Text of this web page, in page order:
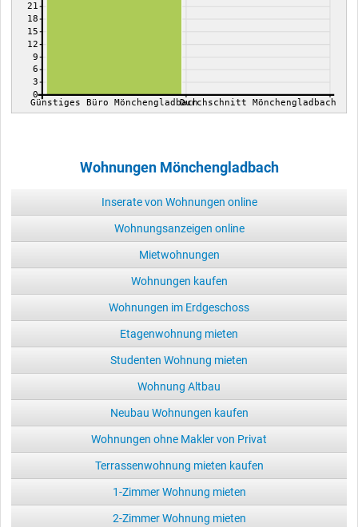
0
3
6
9
12
15
18
21
Günstiges Büro MönchengladbachDurchschnitt Mönchengladbach
Wohnungen Mönchengladbach
Inserate von Wohnungen online
Wohnungsanzeigen online
Mietwohnungen
Wohnungen kaufen
Wohnungen im Erdgeschoss
Etagenwohnung mieten
Studenten Wohnung mieten
Wohnung Altbau
Neubau Wohnungen kaufen
Wohnungen ohne Makler von Privat
Terrassenwohnung mieten kaufen
1-Zimmer Wohnung mieten
2-Zimmer Wohnung mieten